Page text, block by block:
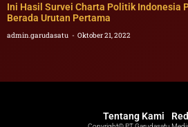
Ini Hasil Survei Charta Politik Indonesia
Berada Urutan Pertama
admin.garudasatu Oktober 21, 2022
Tentang Kami